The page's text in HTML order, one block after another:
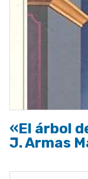
«El árbol
J. Armas